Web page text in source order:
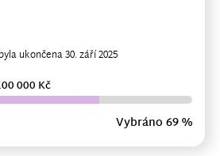
ukončena 30. září 2025
Vybráno 69 %
000 Kč